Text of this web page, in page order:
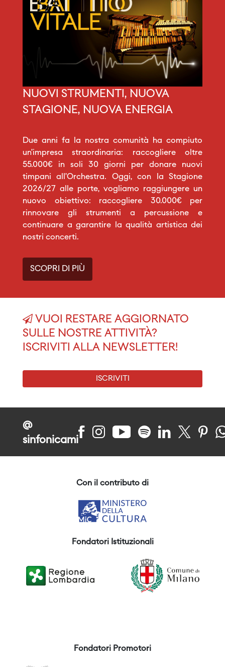
NUOVI STRUMENTI, NUOVA
STAGIONE, NUOVA ENERGIA
Due anni fa la nostra comunità ha compiuto
un’impresa straordinaria: raccogliere oltre
55.000€ in soli 30 giorni per donare nuovi
timpani all’Orchestra. Oggi, con la Stagione
2026/27 alle porte, vogliamo raggiungere un
nuovo obiettivo: raccogliere 30.000€ per
rinnovare gli strumenti a percussione e
continuare a garantire la qualità artistica dei
nostri concerti.
SCOPRI DI PIÙ
VUOI RESTARE AGGIORNATO
SULLE NOSTRE ATTIVITÀ?
ISCRIVITI ALLA NEWSLETTER!
ISCRIVITI
@
sinfonicami
Con il contributo di
Fondatori Istituzionali
Fondatori Promotori